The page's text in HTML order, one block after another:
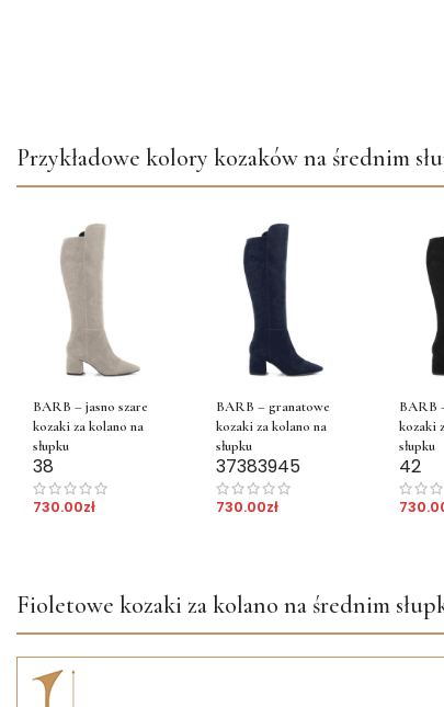
Przykładowe kolory kozaków na średnim
BARB – jasno szare
kozaki za kolano na
słupku
38
730.00zł
BARB – granatowe
kozaki za kolano na
słupku
37383945
730.00zł
BARB
kozaki
słupku
42
Fioletowe kozaki za kolano na średnim